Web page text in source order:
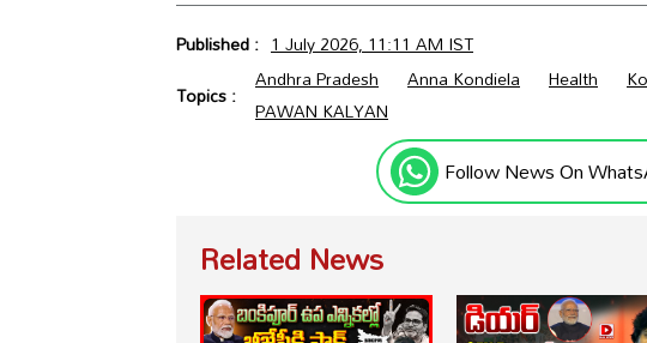
Published : 1 July 2026, 11:11 AM IST
Topics : Andhra Pradesh Anna Kondiela Health
PAWAN KALYAN
Follow News On
Related News